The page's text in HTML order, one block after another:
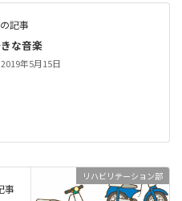
記事
な音楽
2019年5月15日
リハビリテーション部
事